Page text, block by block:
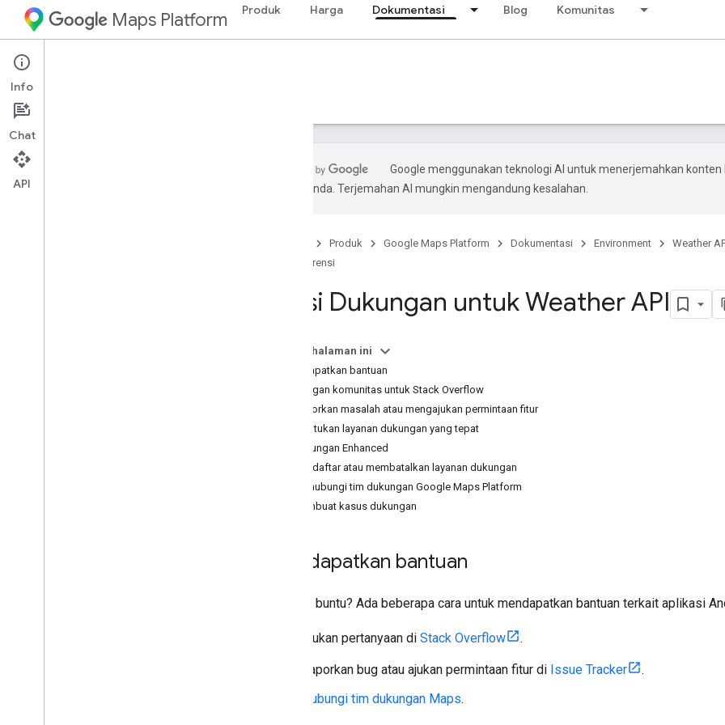
Maps Platform Produk Harga Dokumentasi Blog Komunitas
Environment
Panduan
Google menggunakan teknologi AI untuk menerjemahkan konten
pilihan Anda. Terjemahan AI mungkin mengandung kesalahan.
Produk Google Maps Platform Dokumentasi Environment
Weather
Referensi
Opsi Dukungan untuk Weather API
Pada halaman ini
Mendapatkan bantuan
Dukungan komunitas untuk Stack Overflow
Melaporkan masalah atau mengajukan permintaan fitur
Menentukan layanan dukungan yang tepat
Dukungan Enhanced
Mendaftar atau membatalkan layanan dukungan
Menghubungi tim dukungan Google Maps Platform
Membuat kasus dukungan
Mendapatkan bantuan
Merasa buntu? Ada beberapa cara untuk mendapatkan bantuan terkait aplikasi
Ajukan pertanyaan di Stack Overflow .
Laporkan bug atau ajukan permintaan fitur di Issue Tracker
.
Hubungi tim dukungan Maps.
Info
Chat
API